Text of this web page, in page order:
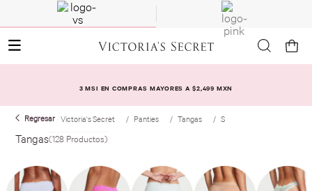
3 MSI EN COMPRAS MAYORES A $2,499 MXN
Victoria's Secret Panties Tangas S
Tangas 128 Productos